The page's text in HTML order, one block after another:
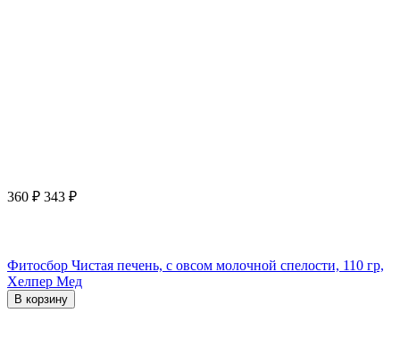
360 ₽ 343 ₽
Фитосбор Чистая печень, с овсом молочной спелости, 110 гр,
Хелпер Мед
В корзину